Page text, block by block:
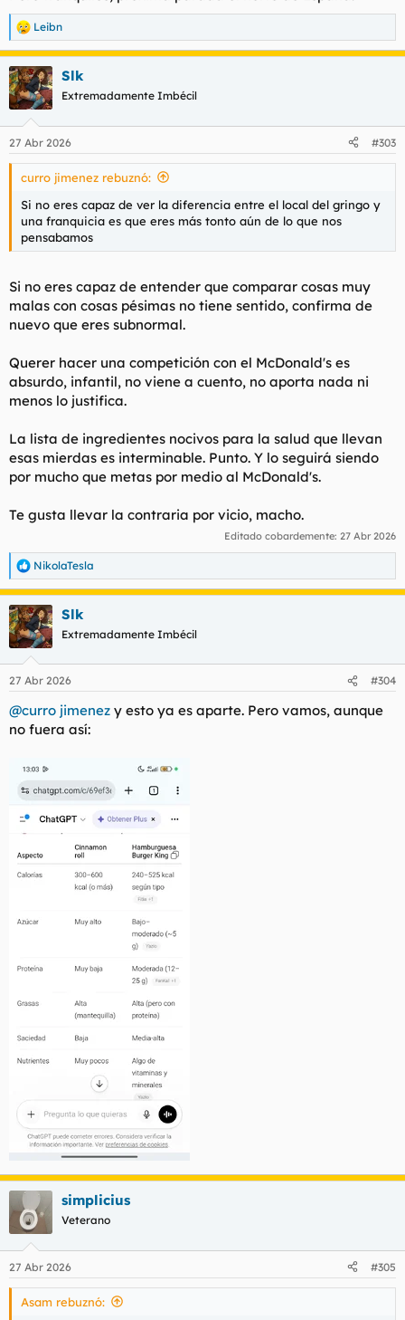
R
e
a
c
c
i
e
s
Leibn
Slk
Extremadamente Imbécil
27 Abr 2026 #303
curro jimenez rebuznó:
Si no eres capaz de ver la diferencia entre el local del gringo y
una franquicia es que eres más tonto aún de lo que nos
pensabamos
Si no eres capaz de entender que comparar cosas muy
malas con cosas pésimas no tiene sentido, confirma de
nuevo que eres subnormal.
Querer hacer una competición con el McDonald's es
absurdo, infantil, no viene a cuento, no aporta nada ni
menos lo justifica.
La lista de ingredientes nocivos para la salud que llevan
esas mierdas es interminable. Punto. Y lo seguirá siendo
por mucho que metas por medio al McDonald's.
Te gusta llevar la contraria por vicio, macho.
Editado cobardemente: 27 Abr 2026
R
e
a
c
c
i
e
:
NikolaTesla
Slk
Extremadamente Imbécil
27 Abr 2026 #304
@curro jimenez y esto ya es aparte. Pero vamos, aunque
no fuera así:
simplicius
Veterano
27 Abr 2026 #305
Asam rebuznó: